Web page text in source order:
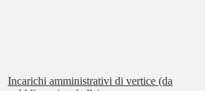
Incarichi amministrativi di vertice (da